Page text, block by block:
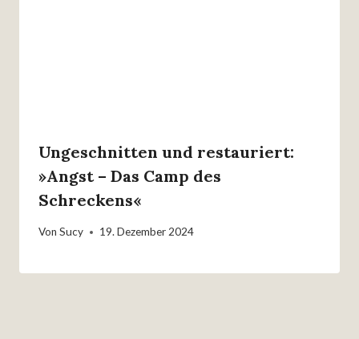
Ungeschnitten und restauriert:
»Angst – Das Camp des
Schreckens«
Von Sucy 19. Dezember 2024